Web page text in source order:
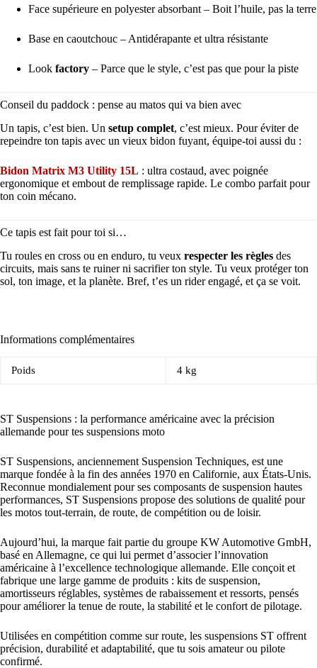
Face supérieure en polyester absorbant – Boit l’huile, pas la terre
Base en caoutchouc – Antidérapante et ultra résistante
Look factory – Parce que le style, c’est pas que pour la piste
Conseil du paddock : pense au matos qui va bien avec
Un tapis, c’est bien. Un setup complet, c’est mieux. Pour éviter de
repeindre ton tapis avec un vieux bidon fuyant, équipe-toi aussi du :
Bidon Matrix M3 Utility 15L : ultra costaud, avec poignée
ergonomique et embout de remplissage rapide. Le combo parfait pour
ton coin mécano.
Ce tapis est fait pour toi si…
Tu roules en cross ou en enduro, tu veux respecter les règles des
circuits, mais sans te ruiner ni sacrifier ton style. Tu veux protéger ton
sol, ton image, et la planète. Bref, t’es un rider engagé, et ça se voit.
Informations complémentaires
Poids 4 kg
ST Suspensions : la performance américaine avec la précision
allemande pour tes suspensions moto
ST Suspensions, anciennement Suspension Techniques, est une
marque fondée à la fin des années 1970 en Californie, aux États-Unis.
Reconnue mondialement pour ses composants de suspension hautes
performances, ST Suspensions propose des solutions de qualité pour
les motos tout-terrain, de route, de compétition ou de loisir.
Aujourd’hui, la marque fait partie du groupe KW Automotive GmbH,
basé en Allemagne, ce qui lui permet d’associer l’innovation
américaine à l’excellence technologique allemande. Elle conçoit et
fabrique une large gamme de produits : kits de suspension,
amortisseurs réglables, systèmes de rabaissement et ressorts, pensés
pour améliorer la tenue de route, la stabilité et le confort de pilotage.
Utilisées en compétition comme sur route, les suspensions ST offrent
précision, durabilité et adaptabilité, que tu sois amateur ou pilote
confirmé.